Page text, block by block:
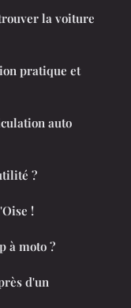
la voiture
pratique et
auto
?
!
à moto ?
d'un